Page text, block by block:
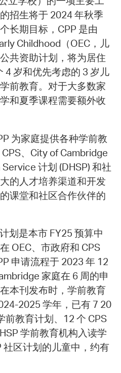
招生将于 2024 年秋季
长期目标，CPP 是由
Childhood（OEC，儿
共资助计划，将为居住
4 岁和优先考虑的 3 岁儿
前教育。对于大多数家
和夏季课程需要额外收
为家庭提供各种学前教
、City of Cambridge
计划 (DHSP) 和社
的人才培养渠道和开发
课堂和社区合作伙伴的
划是本市 FY25 预算中
OEC、市政府和 CPS
申请流程于 2023 年 12
家庭在 6 周的申
本刊发布时，学前教育
2025 学年，已有 7 20
前教育计划、12 个 CPS
学前教育机构入读学
社区计划的儿童中，约有